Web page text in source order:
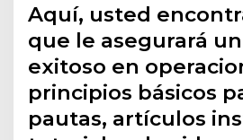
Aquí, usted
que le asegurará
exitoso en
principios básicos
pautas, artículos